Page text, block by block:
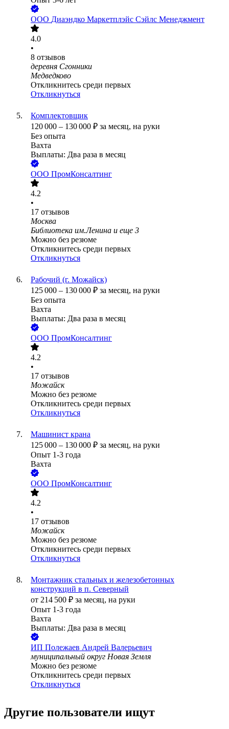
ООО Диаэндко Маркетплэйс Сэйлс Менеджмент
4.0
•
8 отзывов
деревня Сгонники
Медведково
Откликнитесь среди первых
Откликнуться
Комплектовщик
120 000 – 130 000 ₽ за месяц, на руки
Без опыта
Вахта
Выплаты: Два раза в месяц
ООО ПромКонсалтинг
4.2
•
17 отзывов
Москва
Библиотека им.Ленина и еще 3
Можно без резюме
Откликнитесь среди первых
Откликнуться
Рабочий (г. Можайск)
125 000 – 130 000 ₽ за месяц, на руки
Без опыта
Вахта
Выплаты: Два раза в месяц
ООО ПромКонсалтинг
4.2
•
17 отзывов
Можайск
Можно без резюме
Откликнитесь среди первых
Откликнуться
Машинист крана
125 000 – 130 000 ₽ за месяц, на руки
Опыт 1-3 года
Вахта
ООО ПромКонсалтинг
4.2
•
17 отзывов
Можайск
Можно без резюме
Откликнитесь среди первых
Откликнуться
Монтажник стальных и железобетонных
конструкций в п. Северный
от 214 500 ₽ за месяц, на руки
Опыт 1-3 года
Вахта
Выплаты: Два раза в месяц
ИП Полежаев Андрей Валерьевич
муниципальный округ Новая Земля
Можно без резюме
Откликнитесь среди первых
Откликнуться
Другие пользователи ищут